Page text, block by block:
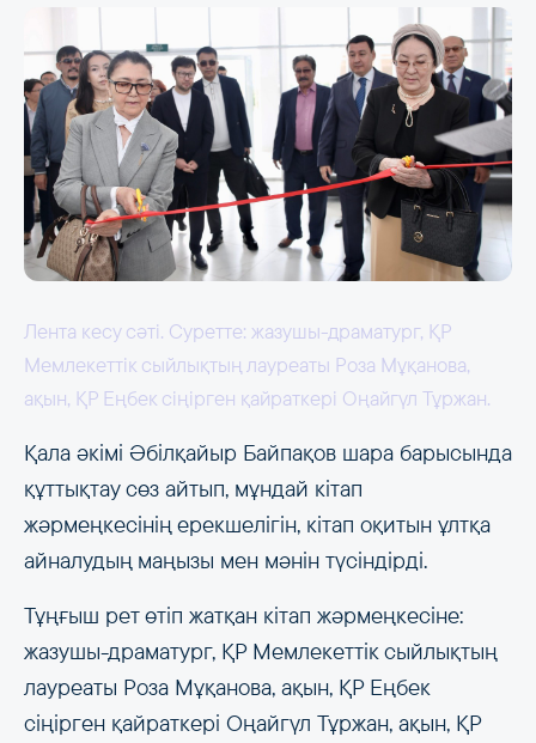
Лента кесу сәті. Суретте: жазушы-драматург, ҚР
Мемлекеттік сыйлықтың лауреаты Роза Мұқанова,
ақын, ҚР Еңбек сіңірген қайраткері Оңайгүл Тұржан.
Қала әкімі Әбілқайыр Байпақов шара барысында
құттықтау сөз айтып, мұндай кітап
жәрмеңкесінің ерекшелігін, кітап оқитын ұлтқа
айналудың маңызы мен мәнін түсіндірді.
Тұңғыш рет өтіп жатқан кітап жәрмеңкесіне:
жазушы-драматург, ҚР Мемлекеттік сыйлықтың
лауреаты Роза Мұқанова, ақын, ҚР Еңбек
сіңірген қайраткері Оңайгүл Тұржан, ақын, ҚР